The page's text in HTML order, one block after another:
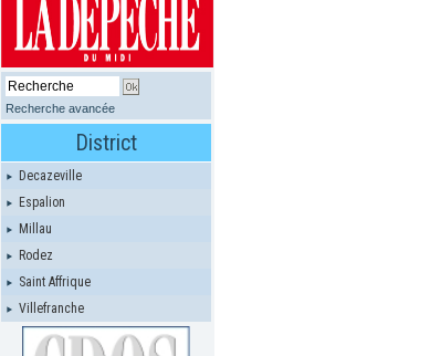
Recherche avancée
District
Decazeville
Espalion
Millau
Rodez
Saint Affrique
Villefranche